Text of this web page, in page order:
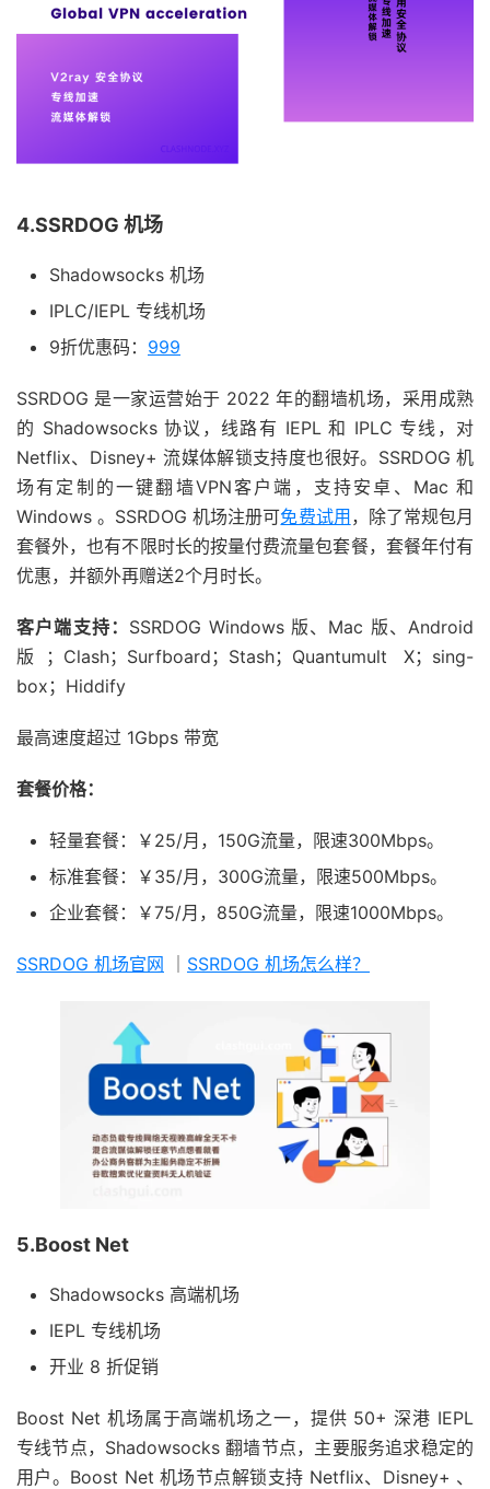
4.SSRDOG 机场
Shadowsocks 机场
IPLC/IEPL 专线机场
9折优惠码： 999
SSRDOG 是一家运营始于 2022 年的翻墙机场，采用成熟
的 Shadowsocks 协议，线路有 IEPL 和 IPLC 专线，对
Netflix、Disney+ 流媒体解锁支持度也很好。SSRDOG 机
场有定制的一键翻墙VPN客户端，支持安卓、Mac 和
Windows 。SSRDOG 机场注册可免费试用，除了常规包月
套餐外，也有不限时长的按量付费流量包套餐，套餐年付有
优惠，并额外再赠送2个月时长。
客户端支持： SSRDOG Windows 版、Mac 版、Android
版；Clash；Surfboard；Stash；Quantumult X；sing-
box；Hiddify
最高速度超过 1Gbps 带宽
套餐价格：
轻量套餐：￥25/月，150G流量，限速300Mbps。
标准套餐：￥35/月，300G流量，限速500Mbps。
企业套餐：￥75/月，850G流量，限速1000Mbps。
SSRDOG 机场官网 SSRDOG 机场怎么样？
5.Boost Net
Shadowsocks 高端机场
IEPL 专线机场
开业 8 折促销
Boost Net 机场属于高端机场之一，提供 50+ 深港 IEPL
专线节点，Shadowsocks 翻墙节点，主要服务追求稳定的
用户。Boost Net 机场节点解锁支持 Netflix、Disney+ 、